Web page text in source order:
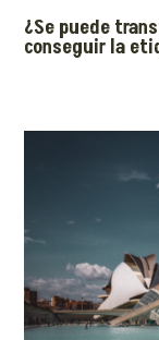
¿Se puede
conseguir la